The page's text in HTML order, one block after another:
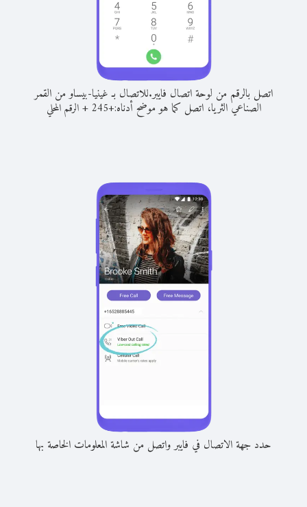
اتصل بالرقم من لوحة اتصال فايبر.للاتصال بـ غينيا-بيساو من القمر
الصناعي الثريا، اتصل كما هو موضح أدناه:+
245
+الرقم المحلي
حدد جهة الاتصال في فايبر واتصل من شاشة المعلومات الخاصة بها